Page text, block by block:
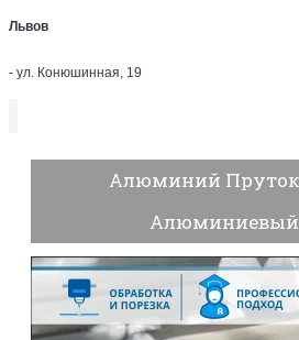
Львов
- ул. Конюшинная, 19
Алюминий